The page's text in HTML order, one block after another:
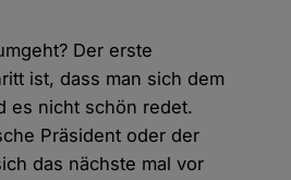
Der erste
ist, dass man sich dem
es nicht schön redet.
Präsident oder der
das nächste mal vor